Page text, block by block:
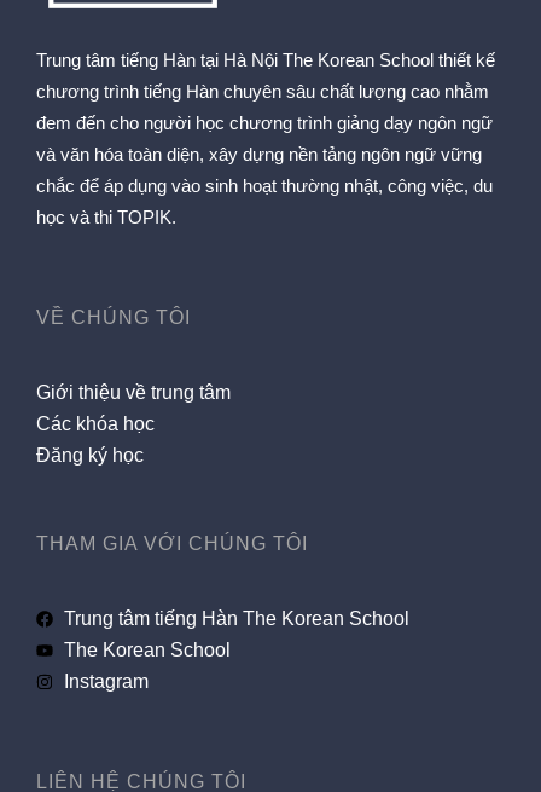
Trung tâm tiếng Hàn tại Hà Nội The Korean School thiết kế
chương trình tiếng Hàn chuyên sâu chất lượng cao nhằm
đem đến cho người học chương trình giảng dạy ngôn ngữ
và văn hóa toàn diện, xây dựng nền tảng ngôn ngữ vững
chắc để áp dụng vào sinh hoạt thường nhật, công việc, du
học và thi TOPIK.
VỀ CHÚNG TÔI
Giới thiệu về trung tâm
Các khóa học
Đăng ký học
THAM GIA VỚI CHÚNG TÔI
Trung tâm tiếng Hàn The Korean School
The Korean School
Instagram
LIÊN HỆ CHÚNG TÔI